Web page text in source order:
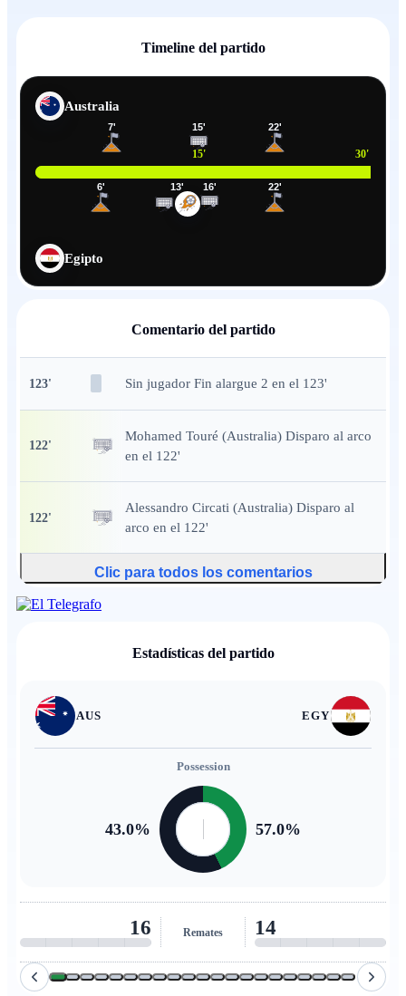
Timeline del partido
Australia
15' 30'
6'
7'
13'
15'
16' 22'
22'
Egipto
Comentario del partido
123' Sin jugador Fin alargue 2 en el 123'
122'
Mohamed Touré (Australia) Disparo al arco
en el 122'
122'
Alessandro Circati (Australia) Disparo al
arco en el 122'
Clic para todos los comentarios
Estadísticas del partido
AUS EGY
Possession
43.0% 57.0%
16 Remates 14